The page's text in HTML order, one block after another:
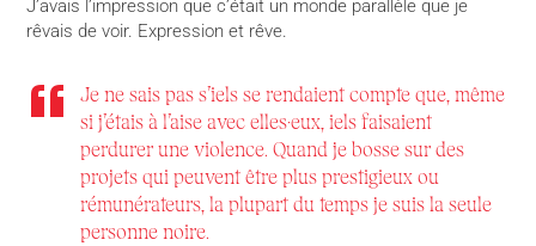
J’avais l’impression que c’était un monde parallèle que je
rêvais de voir. Expression et rêve.
Je ne sais pas s’iels se rendaient compte que, même
si j’étais à l’aise avec elles·eux, iels faisaient
perdurer une violence. Quand je bosse sur des
projets qui peuvent être plus prestigieux ou
rémunérateurs, la plupart du temps je suis la seule
personne noire.